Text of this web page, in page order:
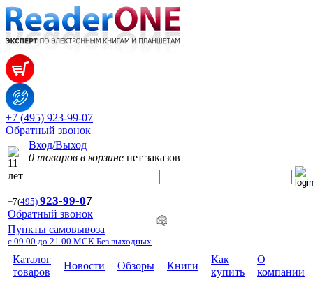
+7 (495) 923-99-07
Обратный звонок
Вход/Выход
0 товаров в корзине нет заказов
+7(495) 923-99-07
Обратный звонок
Пункты самовывоза
с 09.00 до 21.00 МСК Без выходных
Каталог
товаров
Новости Обзоры Книги
Как
купить
О
компании